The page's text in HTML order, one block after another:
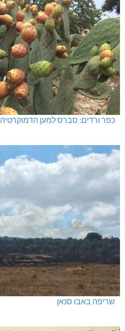
כפר ורדים: סברס למען הדמוקרטיה
שריפה באבו סנאן